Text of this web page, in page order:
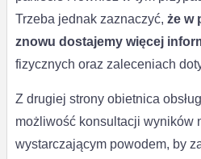
Trzeba jednak zaznaczyć, że w
znowu dostajemy więcej
fizycznych oraz zaleceniach
Z drugiej strony obietnica
możliwość konsultacji wyników
wystarczającym powodem, by